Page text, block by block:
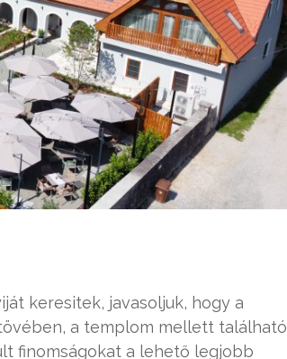
keresitek, javasoljuk, hogy a
a templom mellett található
finomságokat a lehető legjobb